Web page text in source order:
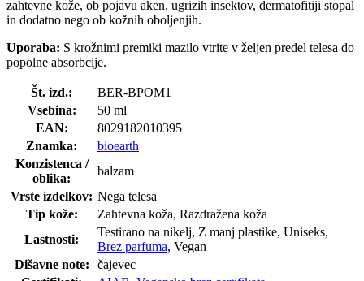
zahtevne kože, ob pojavu aken, ugrizih insektov, dermatofitiji stopal
in dodatno nego ob kožnih oboljenjih.
Uporaba: S krožnimi premiki mazilo vtrite v željen predel telesa do
popolne absorbcije.
Št. izd.:
BER-BPOM1
Vsebina:
50 ml
EAN:
8029182010395
Znamka:
bioearth
Konzistenca /
oblika:
balzam
Vrste izdelkov: Nega telesa
Tip kože:
Zahtevna koža, Razdražena koža
Lastnosti:
Testirano na nikelj, Z manj plastike, Uniseks,
Brez parfuma, Vegan
Dišavne note:
čajevec